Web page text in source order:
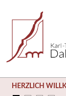
HERZLICH